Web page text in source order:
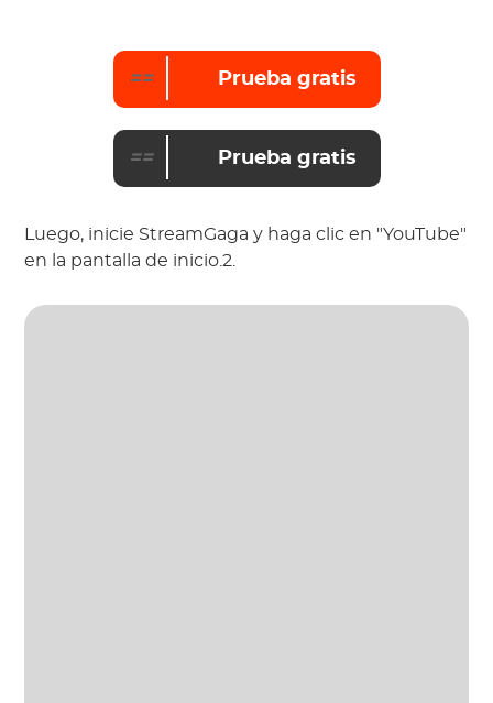
== Prueba gratis
== Prueba gratis
Luego, inicie StreamGaga y haga clic en "YouTube"
en la pantalla de inicio.2.